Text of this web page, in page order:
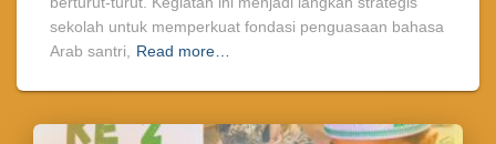
sekolah untuk memperkuat fondasi penguasaan bahasa
Arab santri,
Read more…